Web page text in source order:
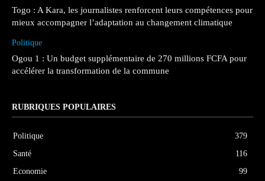
Togo : A Kara, les journalistes renforcent leurs compétences pour
mieux accompagner l’adaptation au changement climatique
Politique
Ogou 1 : Un budget supplémentaire de 270 millions FCFA pour
accélérer la transformation de la commune
RUBRIQUES POPULAIRES
Politique
379
Santé
116
Economie
99